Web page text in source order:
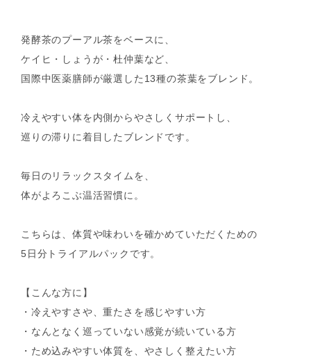
発酵茶のプーアル茶をベースに、
ケイヒ・しょうが・杜仲葉など、
国際中医薬膳師が厳選した13種の茶葉をブレンド。
冷えやすい体を内側からやさしくサポートし、
巡りの滞りに着目したブレンドです。
毎日のリラックスタイムを、
体がよろこぶ温活習慣に。
こちらは、体質や味わいを確かめていただくための
5日分トライアルパックです。
【こんな方に】
・冷えやすさや、重たさを感じやすい方
・なんとなく巡っていない感覚が続いている方
・ため込みやすい体質を、やさしく整えたい方